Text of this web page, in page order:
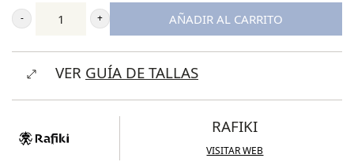
Rafiki
Megos
cantidad
AÑADIR AL CARRITO
VER GUÍA DE TALLAS
RAFIKI
VISITAR WEB